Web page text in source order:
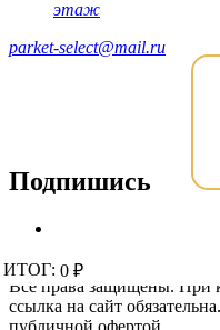
ИТОГ: 0 ₽
ИТОГ: 0 ₽
этаж
parket-select@mail.ru
Подпишись
© 2015 - 2026 «Parket-
Все права защищены. При
ссылка на сайт
публичной офертой.